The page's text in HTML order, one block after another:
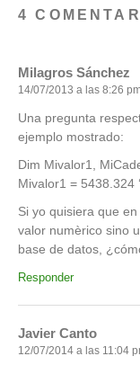
4
Milagros Sánchez
14/07/2013 a las 8:26
Una pregunta
ejemplo mostrado:
Dim Mivalor1,
Mivalor1 = 5438.324
Si yo quisiera que
valor numèrico sino
base de datos,
Responder
Javier Canto
12/07/2014 a las 11:04